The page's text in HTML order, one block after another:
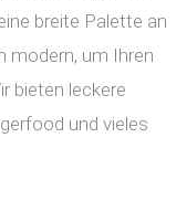
breite Palette an
modern, um Ihren
bieten leckere
und vieles